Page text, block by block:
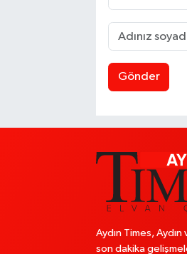
Gönder
Aydın Times,
son dakika